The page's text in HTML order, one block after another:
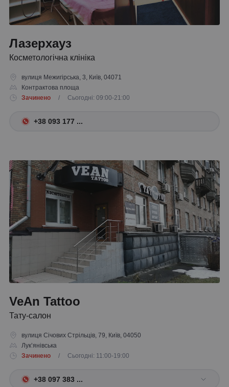
Лазерхауз
Косметологічна клініка
вулиця Межигірська, 3, Київ, 04071
Контрактова площа
Зачинено
/ Сьогодні: 09:00-21:00
+38 093 177 ...
VeAn Tattoo
Тату-салон
вулиця Січових Стрільців, 79, Київ, 04050
Лук’янівська
Зачинено
/ Сьогодні: 11:00-19:00
+38 097 383 ...